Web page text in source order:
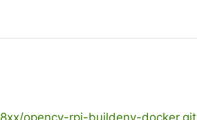
opencv-rpi-buildenv-docker.git